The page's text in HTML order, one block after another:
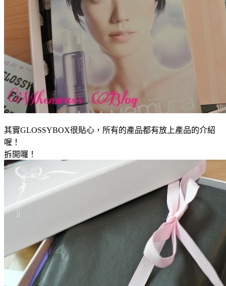
其實GLOSSYBOX很貼心，所有的產品都有放上產品的介紹
喔！
拆開囉！